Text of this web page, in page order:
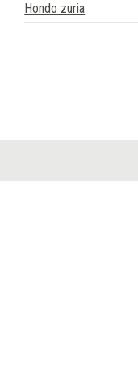
Hondo zuria